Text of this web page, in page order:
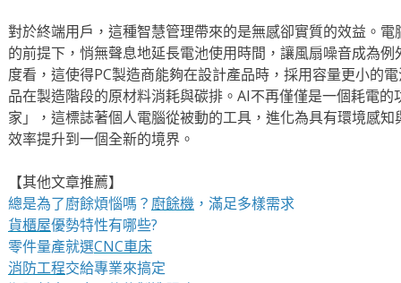
對於終端用戶，這種智慧管理帶來的是無感卻實質的效益。
的前提下，悄無聲息地延長電池使用時間，讓風扇噪音成為
度看，這使得PC製造商能夠在設計產品時，採用容量更小的
品在製造階段的原材料消耗與碳排。AI不再僅僅是一個耗電
家」，這標誌著個人電腦從被動的工具，進化為具有環境感
效率提升到一個全新的境界。
【其他文章推薦】
總是為了廚餘煩惱嗎？廚餘機，滿足多樣需求
貨櫃屋優勢特性有哪些?
零件量產就選CNC車床
消防工程交給專業來搞定